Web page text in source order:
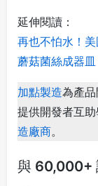
延伸閱讀：
再也不怕水！
蘑菇菌絲成器
加點製造為產
提供開發者互
造廠商。
與 60,000+